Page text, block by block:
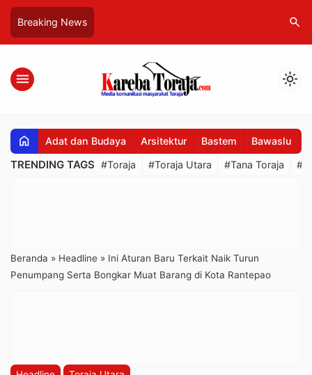
Breaking News search
menu light_mode
home Adat dan Budaya Arsitektur Bastem Bawaslu
TRENDING TAGS #Toraja #Toraja Utara #Tana Toraja
Beranda » Headline » Ini Aturan Baru Terkait Naik Turun
Penumpang Serta Bongkar Muat Barang di Kota Rantepao